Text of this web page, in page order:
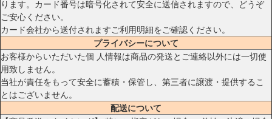
ります。カード番号は暗号化されて安全に送信されますので、どうぞ
ご安心ください。
カード会社から送付されますご利用明細をご確認ください。
プライバシーについて
お客様からいただいた個 人情報は商品の発送とご連絡以外には一切使
用致しません。
当社が責任をもって安全に蓄積・保管し、第三者に譲渡・提供するこ
とはございません。
配送について